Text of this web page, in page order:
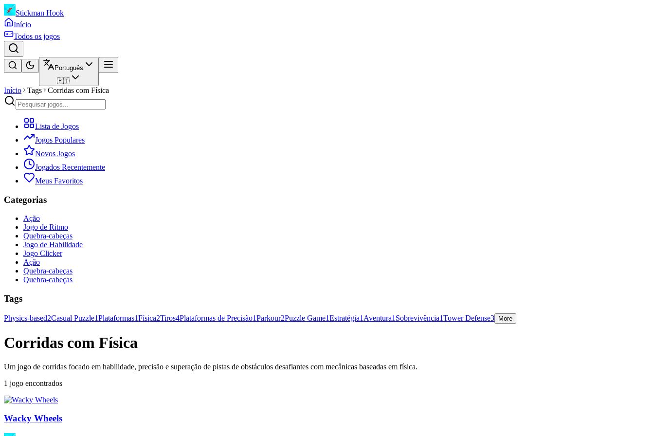
Stickman Hook
Início
Todos os jogos
Português
🇵🇹
Início Tags Corridas com Física
Lista de Jogos
Jogos Populares
Novos Jogos
Jogados Recentemente
Meus Favoritos
Categorias
Ação
Jogo de Ritmo
Quebra-cabeças
Jogo de Habilidade
Jogo Clicker
Ação
Quebra-cabeças
Quebra-cabeças
Tags
Physics-based2Casual Puzzle1Plataformas1Física2Tiros4Plataformas de Precisão1Parkour2Puzzle Game1Estratégia1 Aventura1 Sobrevivência1Tower Defense3 More
Corridas com Física
Um jogo de corridas focado em habilidade, precisão e superação de pistas de obstáculos desafiantes com mecânicas baseadas em física.
1 jogo encontrados
Wacky Wheels